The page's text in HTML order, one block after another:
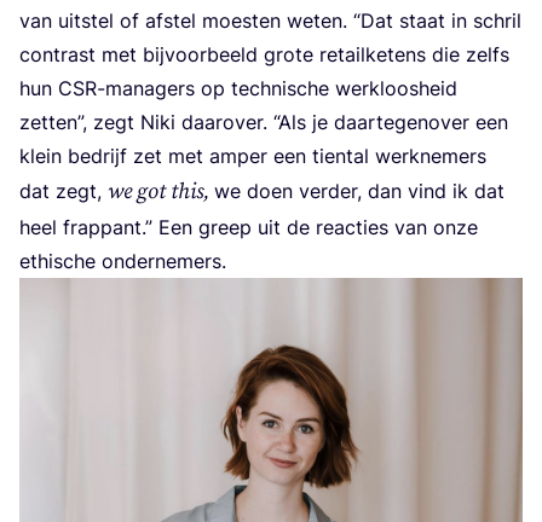
van uit­stel of afstel moesten weten. “Dat staat in schril
con­trast met bij­voor­beeld gro­te retail­ke­tens die zelfs
hun CSR-mana­gers op tech­ni­sche werk­loos­heid
zet­ten”, zegt Niki daar­over. “Als je daar­te­gen­over een
klein bedrijf zet met amper een tien­tal werk­ne­mers
dat zegt, we got this, we doen ver­der, dan vind ik dat
heel frap­pant.” Een greep uit de reac­ties van onze
ethi­sche ondernemers.